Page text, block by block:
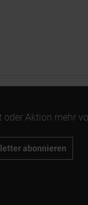
Aktion mehr
abonnieren